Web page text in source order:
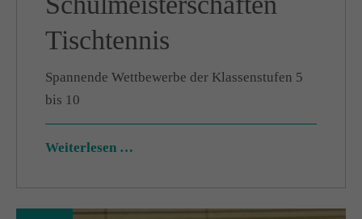
Tischtennis
Spannende Wettbewerbe der Klassenstufen 5
bis 10
Weiterlesen …